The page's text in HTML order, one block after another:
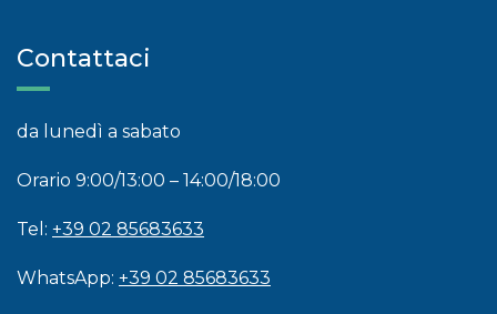
Contattaci
da lunedì a sabato
Orario 9:00/13:00 – 14:00/18:00
Tel: +39 02 85683633
WhatsApp: +39 02 85683633